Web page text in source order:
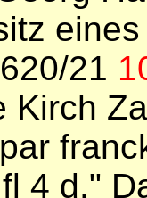
21
Kirch
4 d."